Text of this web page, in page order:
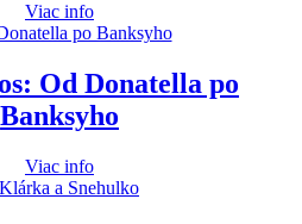
Viac info
Od Donatella po
Banksyho
Viac info